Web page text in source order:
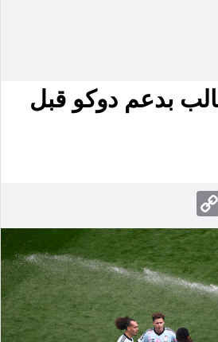
بدعم دوكو قبل
Link